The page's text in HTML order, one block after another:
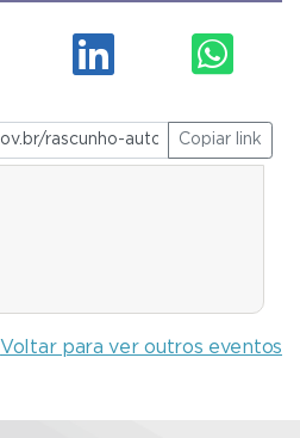
Copiar link
Voltar para ver outros eventos